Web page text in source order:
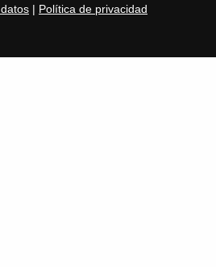
| Política de privacidad